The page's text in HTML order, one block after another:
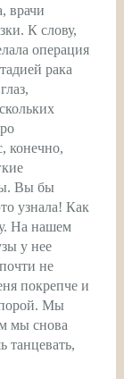
врачи
К слову,
операция
рака
конечно,
Вы бы
узнала! Как
На нашем
у нее
не
покрепче и
Мы
мы снова
танцевать,